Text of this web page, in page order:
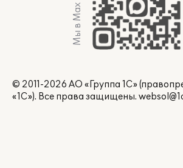
Мы в Max
© 2011-2026 АО «Группа 1С»
«1С»). Все права защищены.